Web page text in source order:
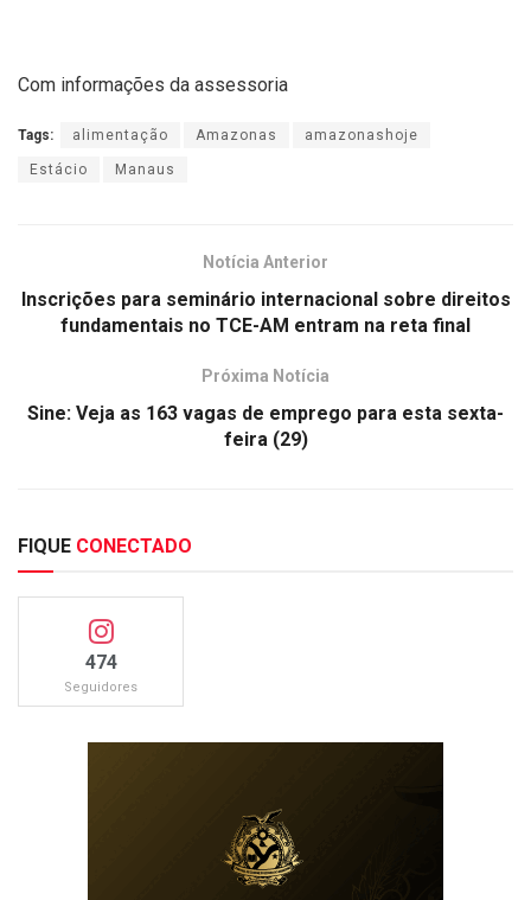
Com informações da assessoria
Tags: alimentação Amazonas amazonashoje
Estácio Manaus
Notícia Anterior
Inscrições para seminário internacional sobre direitos
fundamentais no TCE-AM entram na reta final
Próxima Notícia
Sine: Veja as 163 vagas de emprego para esta sexta-
feira (29)
FIQUE CONECTADO
474
Seguidores